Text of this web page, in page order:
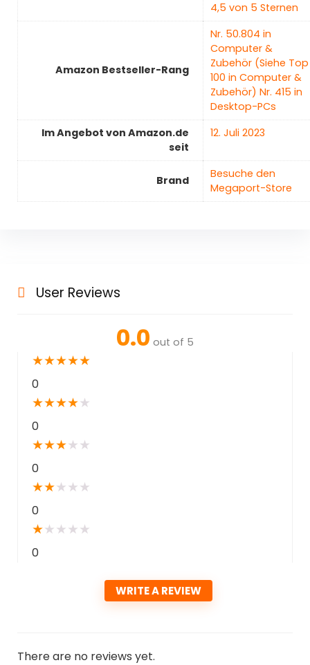
4,5 von 5 Sternen
Amazon Bestseller-Rang
Nr. 50.804 in
Computer &
Zubehör (Siehe Top
100 in Computer &
Zubehör) Nr. 415 in
Desktop-PCs
Im Angebot von Amazon.de
seit
12. Juli 2023
Brand
Besuche den
Megaport-Store
User Reviews
0.0 out of 5
★★★★★
0
★★★★★
0
★★★★ ★
0
★★★ ★ ★
0
★★ ★ ★ ★
0
WRITE A REVIEW
There are no reviews yet.